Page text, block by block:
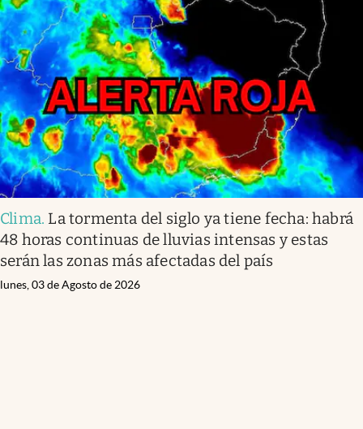
Clima. La tormenta del siglo ya tiene fecha: habrá
48 horas continuas de lluvias intensas y estas
serán las zonas más afectadas del país
lunes, 03 de Agosto de 2026